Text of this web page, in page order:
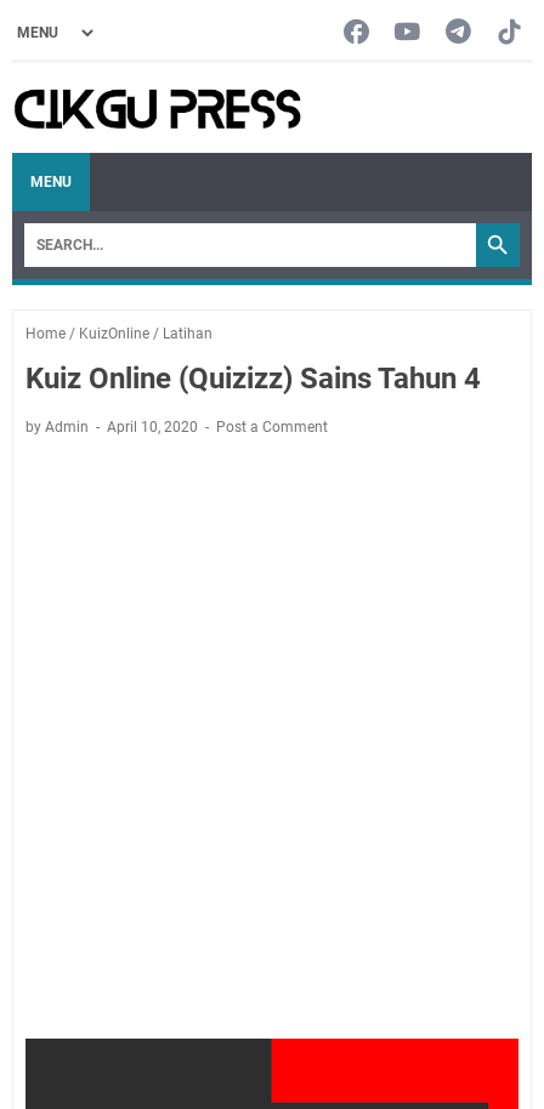
MENU
Home / KuizOnline / Latihan
Kuiz Online (Quizizz) Sains Tahun 4
by Admin April 10, 2020 Post a Comment